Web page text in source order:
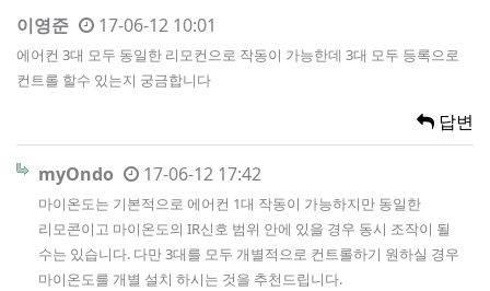
이영준 17-06-12 10:01
에어컨 3대 모두 동일한 리모컨으로 작동이 가능한데 3대 모두 등록으로
컨트롤 할수 있는지 궁금합니다
답변
myOndo 17-06-12 17:42
마이온도는 기본적으로 에어컨 1대 작동이 가능하지만 동일한
리모콘이고 마이온도의 IR신호 범위 안에 있을 경우 동시 조작이 될
수는 있습니다. 다만 3대를 모두 개별적으로 컨트롤하기 원하실 경우
마이온도를 개별 설치 하시는 것을 추천드립니다.